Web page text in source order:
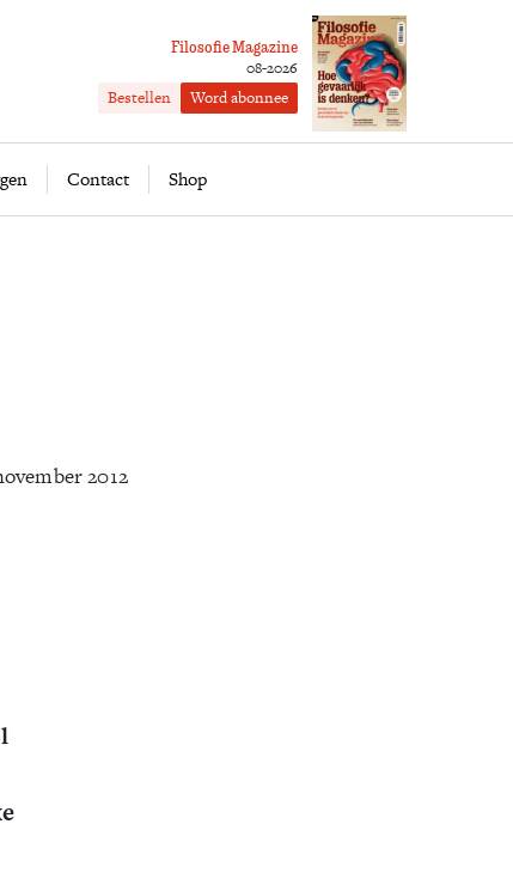
Filosofie Magazine
08-2026
Bestellen Word abonnee
Contact Shop
Word abonnee
2012